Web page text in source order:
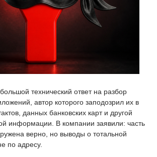
технический ответ на разбор
автор которого заподозрил их в
данных банковских карт и другой
информации. В компании заявили: часть
верно, но выводы о тотальной
по адресу.